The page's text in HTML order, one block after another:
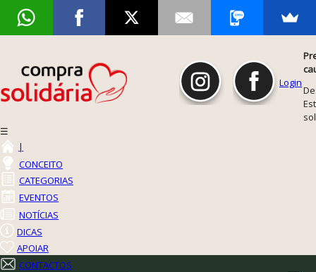
Login
☰
|
CONCEITO
CATEGORIAS
EVENTOS
NOTÍCIAS
DICAS
APOIAR
CONTACTOS